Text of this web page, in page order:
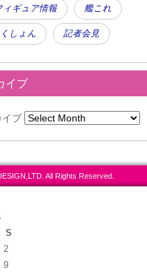
ィギュア情報 艦これ
しょん 記者会見
イブ
イブ
All Rights Reserved.
S
2
9